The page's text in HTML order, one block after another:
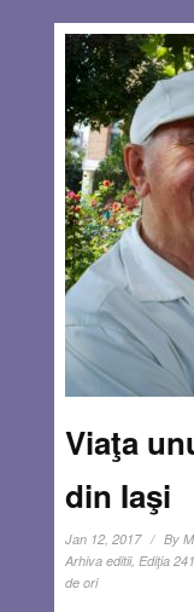
Viaţa
din Iaşi
Jan 12, 2017 By
Arhiva editii, Ediţia 241
de ori